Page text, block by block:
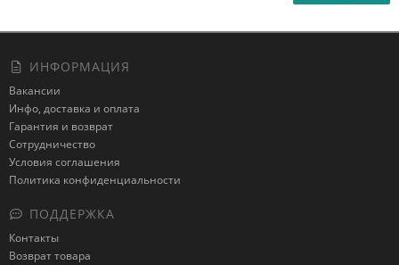
ИНФОРМАЦИЯ
Вакансии
Инфо, доставка и оплата
Гарантия и возврат
Сотрудничество
Условия соглашения
Политика конфиденциальности
ПОДДЕРЖКА
Контакты
Возврат товара